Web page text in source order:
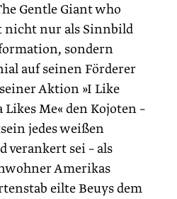
Gentle Giant who
nicht nur als Sinnbild
sondern
auf seinen Förderer
Aktion »I Like
Me« den Kojoten –
jedes weißen
verankert sei – als
Amerikas
eilte Beuys dem